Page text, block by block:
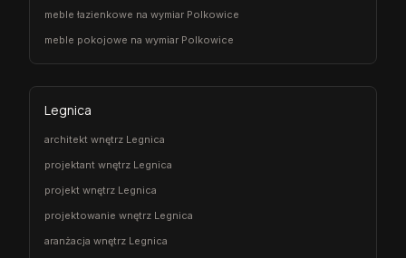
meble łazienkowe na wymiar Polkowice
meble pokojowe na wymiar Polkowice
Legnica
architekt wnętrz Legnica
projektant wnętrz Legnica
projekt wnętrz Legnica
projektowanie wnętrz Legnica
aranżacja wnętrz Legnica